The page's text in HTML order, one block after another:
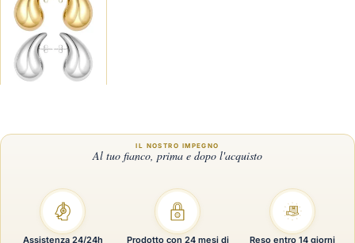
Assistenza 24/24h
Prodotto con 24 mesi di
Reso entro 14 giorni